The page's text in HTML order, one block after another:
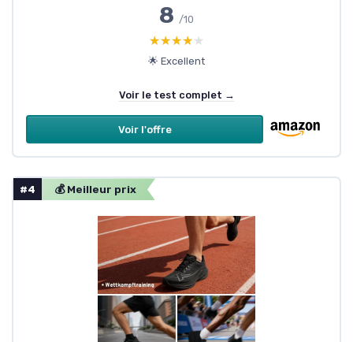
8 /10
★★★★★
★★★★★
🌟 Excellent
Voir le test complet →
Voir l'offre
#4 💰 Meilleur prix